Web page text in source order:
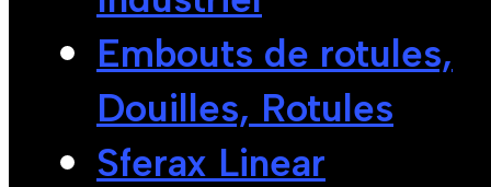
Embouts de rotules,
Douilles, Rotules
Sferax Linear